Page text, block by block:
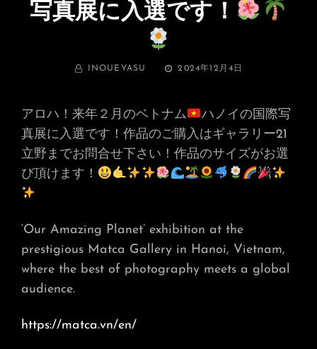
写真展に入選です！
BY INOUEYASU
投
2024年12月4日
アロハ！来年２月のベトナム
ハノイの国際写
真展に入選です！作品のご購入はギャラリー21
立野までお問合せ下さい！作品のサイズがお選
び頂けます！
‘Our Amazing Planet’ exhibition at the
prestigious Matca Gallery in Hanoi, Vietnam,
where the best of photography meets a global
audience.
https://matca.vn/en/